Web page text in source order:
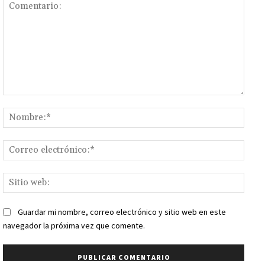
web:
Guardar mi nombre, correo electrónico y sitio web en este
navegador la próxima vez que comente.